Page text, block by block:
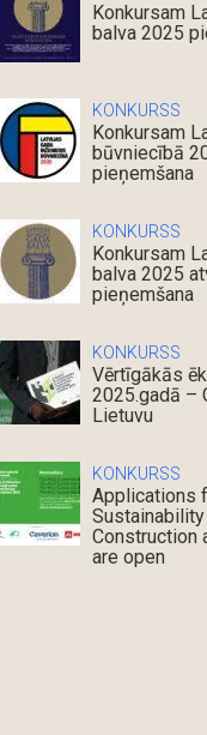
Konkursam
balva 2025
KONKURSS
Konkursam
būvniecībā
pieņemšana
KONKURSS
Konkursam
balva 2025
pieņemšana
KONKURSS
Vērtīgākās
2025.gadā –
Lietuvu
KONKURSS
Applications
Construction
are open